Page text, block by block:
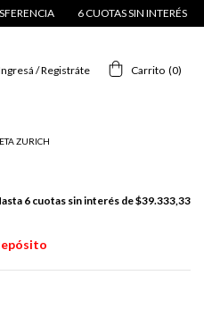
15%OFF ABONANDO CON
/Registráte Carrito (0)
ZURICH
6 cuotas sin interés de$39.333,33